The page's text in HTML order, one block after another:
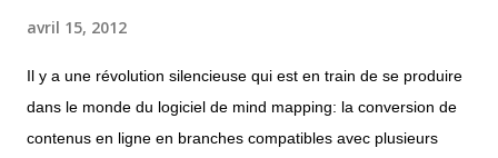
avril 15, 2012
Il y a une révolution silencieuse qui est en train de se produire
dans le monde du logiciel de mind mapping: la conversion de
contenus en ligne en branches compatibles avec plusieurs